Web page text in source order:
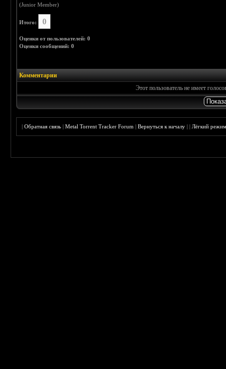
(Junior Member)
Итого: 0
Оценки от пользователей: 0
Оценки сообщений: 0
Комментарии
Этот пользователь не имеет
|Обратная связь |Metal Torrent Tracker Forum |Вернуться к началу ||Лёгкий